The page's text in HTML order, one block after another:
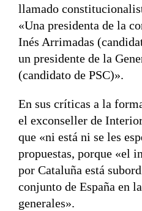
llamado
«Una presidenta de la
Inés Arrimadas
un presidente de la
(candidato de PSC)».
En sus críticas a la
el exconseller de
que «ni está ni se les
propuestas, porque «el
por Cataluña está
conjunto de España en
generales».